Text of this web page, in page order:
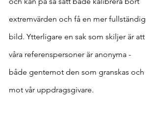
extremvärden och få en mer fullständig
bild. Ytterligare en sak som skiljer är att
våra referenspersoner är anonyma -
både gentemot den som granskas och
mot vår uppdragsgivare.